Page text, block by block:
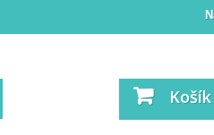
Košík